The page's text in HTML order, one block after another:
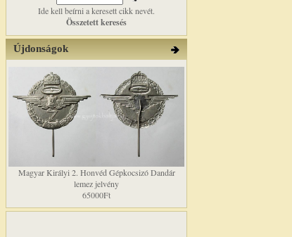
Ide kell beírni a keresett cikk nevét.
Összetett keresés
Újdonságok
Magyar Királyi 2. Honvéd Gépkocsizó Dandár
lemez jelvény
65000Ft